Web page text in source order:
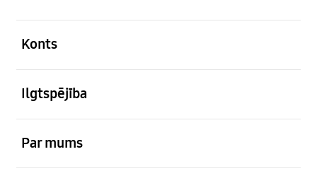
Konts
Ilgtspējība
Par mums